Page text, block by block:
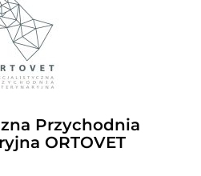
Przychodnia
ORTOVET